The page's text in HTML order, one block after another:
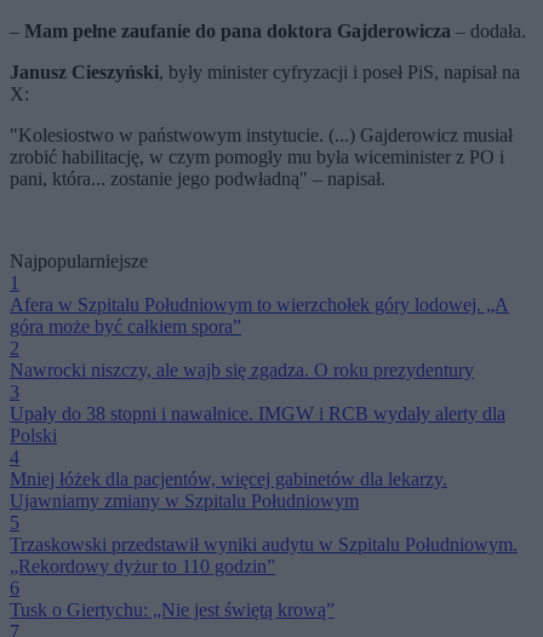
– Mam pełne zaufanie do pana doktora Gajderowicza – dodała.
Janusz Cieszyński, były minister cyfryzacji i poseł PiS, napisał na
X:
"Kolesiostwo w państwowym instytucie. (...) Gajderowicz musiał
zrobić habilitację, w czym pomogły mu była wiceminister z PO i
pani, która... zostanie jego podwładną" – napisał.
Najpopularniejsze
1
Afera w Szpitalu Południowym to wierzchołek góry lodowej. „A
góra może być całkiem spora”
2
Nawrocki niszczy, ale wajb się zgadza. O roku prezydentury
3
Upały do 38 stopni i nawałnice. IMGW i RCB wydały alerty dla
Polski
4
Mniej łóżek dla pacjentów, więcej gabinetów dla lekarzy.
Ujawniamy zmiany w Szpitalu Południowym
5
Trzaskowski przedstawił wyniki audytu w Szpitalu Południowym.
„Rekordowy dyżur to 110 godzin”
6
Tusk o Giertychu: „Nie jest świętą krową”
7